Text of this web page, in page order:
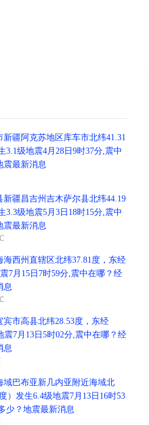
疆阿克苏地区库车市北纬41.31
3.1级地震4月28日9时37分,震中
震最新消息
疆昌吉州吉木萨尔县北纬44.19
3.3级地震5月3日18时15分,震中
震最新消息
西州直辖区北纬37.81度，东经
7月15日7时59分,震中在哪？经
息
宾市高县北纬28.53度，东经
震7月13日5时02分,震中在哪？经
息
域巴布亚新几内亚附近海域北
）发生6.4级地震7月13日16时53
少？地震最新消息